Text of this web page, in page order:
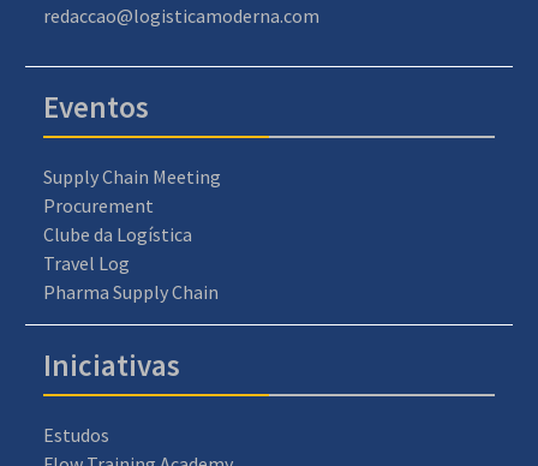
redaccao@logisticamoderna.com
Eventos
Supply Chain Meeting
Procurement
Clube da Logística
Travel Log
Pharma Supply Chain
Iniciativas
Estudos